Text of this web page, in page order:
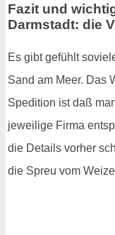
Fazit und
Darmstadt: die
Es gibt gefühlt
Sand am Meer. Das
Spedition ist daß
jeweilige Firma
die Details vorher
die Spreu vom